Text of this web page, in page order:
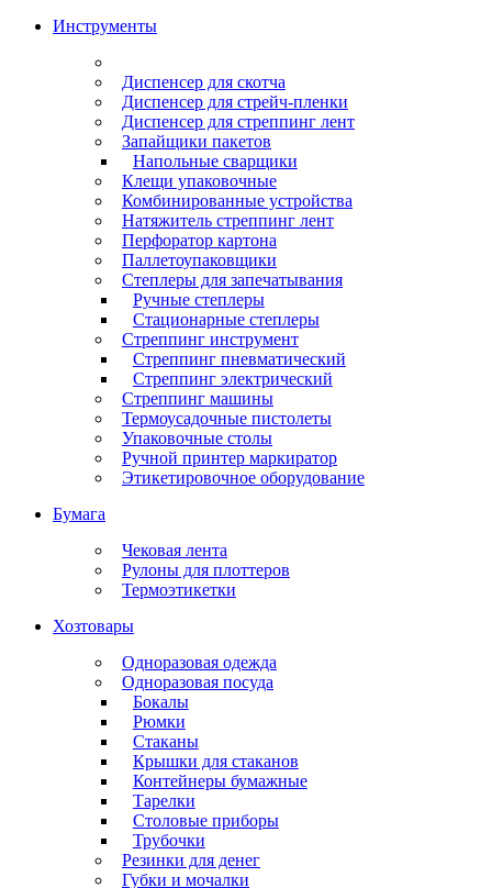
Инструменты
Диспенсер для скотча
Диспенсер для стрейч-пленки
Диспенсер для стреппинг лент
Запайщики пакетов
Напольные сварщики
Клещи упаковочные
Комбинированные устройства
Натяжитель стреппинг лент
Перфоратор картона
Паллетоупаковщики
Степлеры для запечатывания
Ручные степлеры
Стационарные степлеры
Стреппинг инструмент
Стреппинг пневматический
Стреппинг электрический
Стреппинг машины
Термоусадочные пистолеты
Упаковочные столы
Ручной принтер маркиратор
Этикетировочное оборудование
Бумага
Чековая лента
Рулоны для плоттеров
Термоэтикетки
Хозтовары
Одноразовая одежда
Одноразовая посуда
Бокалы
Рюмки
Стаканы
Крышки для стаканов
Контейнеры бумажные
Тарелки
Столовые приборы
Трубочки
Резинки для денег
Губки и мочалки